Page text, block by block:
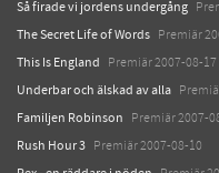
Så firade vi jordens undergång
The Secret Life of Words Premiär
This Is England Premiär 2007-08-17
Underbar och älskad av alla
Familjen Robinson Premiär 2007-
Rush Hour 3 Premiär 2007-08-10